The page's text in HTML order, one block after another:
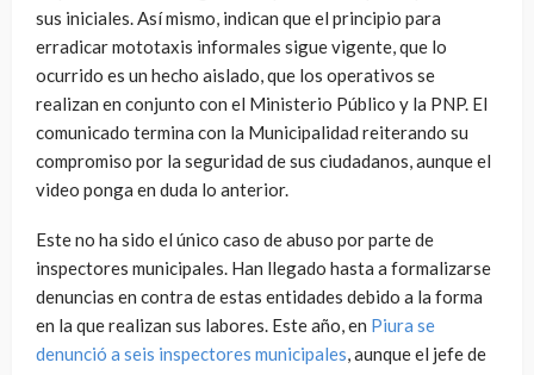
sus iniciales. Así mismo, indican que el principio para
erradicar mototaxis informales sigue vigente, que lo
ocurrido es un hecho aislado, que los operativos se
realizan en conjunto con el Ministerio Público y la PNP. El
comunicado termina con la Municipalidad reiterando su
compromiso por la seguridad de sus ciudadanos, aunque el
video ponga en duda lo anterior.
Este no ha sido el único caso de abuso por parte de
inspectores municipales. Han llegado hasta a formalizarse
denuncias en contra de estas entidades debido a la forma
en la que realizan sus labores. Este año, en Piura se
denunció a seis inspectores municipales, aunque el jefe de